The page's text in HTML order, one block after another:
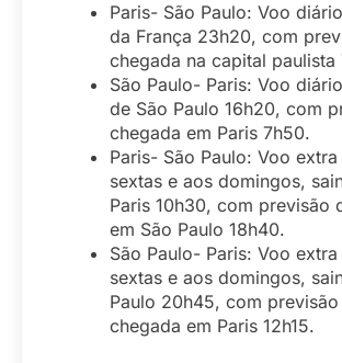
Paris- São Paulo: Voo
da França 23h20, com
chegada na capital paulista
São Paulo- Paris: Voo
de São Paulo 16h20, com
chegada em Paris 7h50.
Paris- São Paulo: Voo
sextas e aos domingos,
Paris 10h30, com previsão
em São Paulo 18h40.
São Paulo- Paris: Voo
sextas e aos domingos,
Paulo 20h45, com
chegada em Paris 12h15.